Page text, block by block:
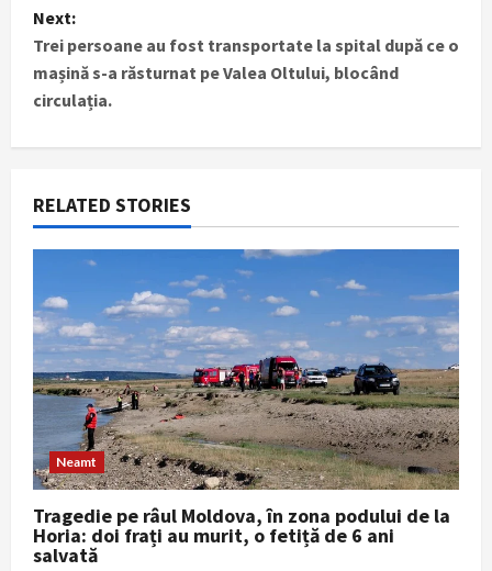
t
n
a
v
i
g
a
t
i
o
n
Next:
Trei persoane au fost transportate la spital după ce o
mașină s-a răsturnat pe Valea Oltului, blocând
circulația.
RELATED STORIES
Neamt
Tragedie pe râul Moldova, în zona podului de la
Horia: doi frați au murit, o fetiță de 6 ani
salvată